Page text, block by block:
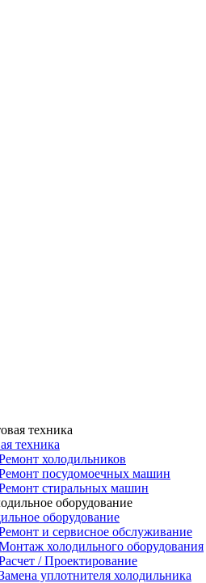
техника
холодильников
посудомоечных машин
стиральных машин
оборудование
и сервисное обслуживание
холодильного оборудования
/ Проектирование
уплотнителя холодильника